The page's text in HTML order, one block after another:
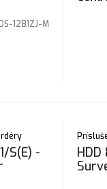
DS-1281ZJ-M
S(E) -